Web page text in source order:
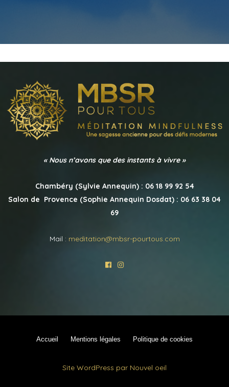
« Nous n’avons que des instants à vivre »
Chambéry (Sylvie Annequin) : 06 18 99 92 54
Salon de Provence (Sophie Annequin Dosdat) : 06 63 38 04
69
Mail : meditation@mbsr-pourtous.com
Accueil Mentions légales Politique de cookies
Site WordPress par Nouvel oeil